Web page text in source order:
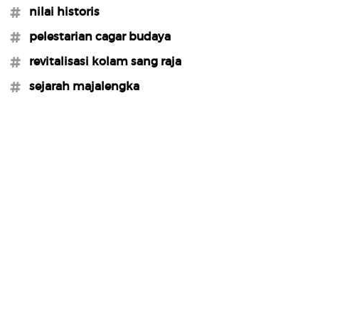
#nilai historis
#pelestarian cagar budaya
#revitalisasi kolam sang raja
#sejarah majalengka